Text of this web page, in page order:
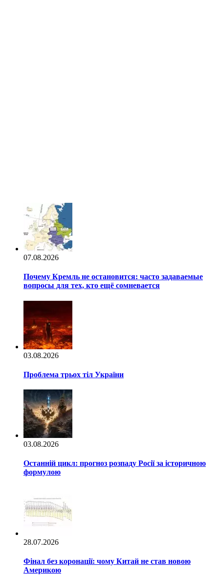
07.08.2026
Почему Кремль не остановится: часто задаваемые
вопросы для тех, кто ещё сомневается
03.08.2026
Проблема трьох тіл України
03.08.2026
Останній цикл: прогноз розпаду Росії за історичною
формулою
28.07.2026
Фінал без коронації: чому Китай не став новою
Америкою